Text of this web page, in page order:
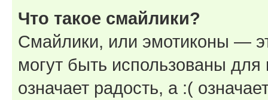
Что такое смайлики?
Смайлики, или эмотиконы —
могут быть использованы
означает радость, а :(